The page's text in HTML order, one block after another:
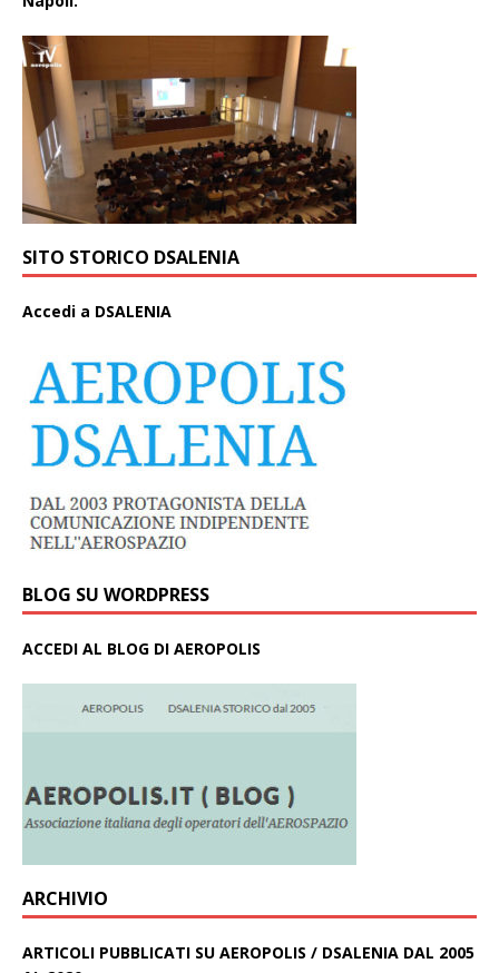
SITO STORICO DSALENIA
Accedi a DSALENIA
BLOG SU WORDPRESS
ACCEDI AL BLOG DI AEROPOLIS
ARCHIVIO
ARTICOLI PUBBLICATI SU AEROPOLIS / DSALENIA DAL 2005